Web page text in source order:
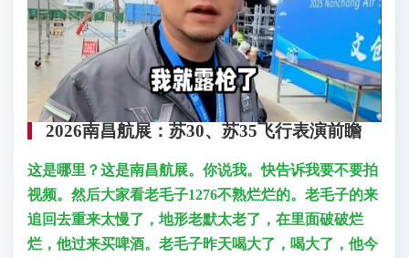
2026南昌航展：苏30、苏35飞行表演前瞻
这是哪里？这是南昌航展。你说我。快告诉我要不要拍
视频。然后大家看老毛子1276不熟烂烂的。老毛子的来
追回去重来太慢了，地形老默太老了，在里面破破烂
烂，他过来买啤酒。老毛子昨天喝大了，喝大了，他今